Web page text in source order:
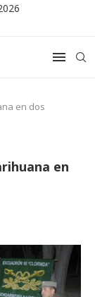
en dos
en